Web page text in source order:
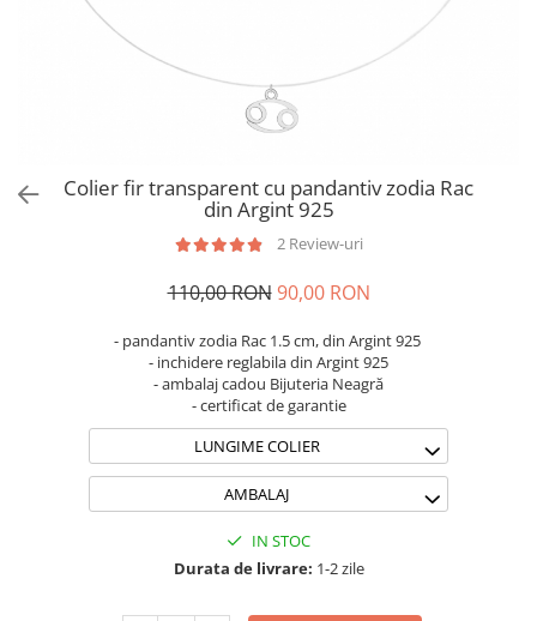
Coliere Transparente cu Cruce
Coliere Transparente cu Stea
Coliere Transparente cu Soare
Coliere Transparente cu Semilună
Coliere Transparente cu Initiale
Coliere Transparente cu Flori
Coliere Transparente cu Molecule
Coliere Transparente Diverse
Lănțișoare cu Inimioare
Lănțișoare cu Cruce
Lănțișoare cu Stea
Lănțișoare cu Semilună
Brățări din Argint cu pietre
semiprețioase
Brățări elastice cu pietre
Colier fir transparent cu pandantiv zodia Rac
din Argint 925
2 Review-uri
110,00 RON 90,00 RON
- pandantiv zodia Rac 1.5 cm, din Argint 925
- inchidere reglabila din Argint 925
- ambalaj cadou Bijuteria Neagră
- certificat de garantie
LUNGIME COLIER
AMBALAJ
IN STOC
Durata de livrare: 1-2 zile